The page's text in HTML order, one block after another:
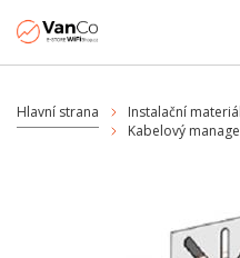
Hlavní strana Instalační materiál
Kabelový